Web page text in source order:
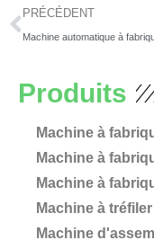
Précédent
PRÉCÉDENT
Produits
Machine à
Machine à
Machine à
Machine à
Machine